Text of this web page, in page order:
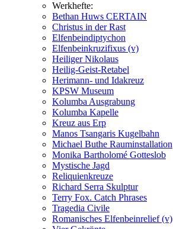
Werkhefte:
Bethan Huws CERTAIN
Christus in der Rast
Elfenbeindiptychon
Elfenbeinkruzifixus (v)
Heiliger Nikolaus
Heilig-Geist-Retabel
Herimann- und Idakreuz
KPSW Museum
Kolumba Ausgrabung
Kolumba Kapelle
Kreuz aus Erp
Manos Tsangaris Kugelbahn
Michael Buthe Rauminstallation
Monika Bartholomé Gotteslob
Mystische Jagd
Reliquienkreuze
Richard Serra Skulptur
Terry Fox. Catch Phrases
Tragedia Civile
Romanisches Elfenbeinrelief (v)